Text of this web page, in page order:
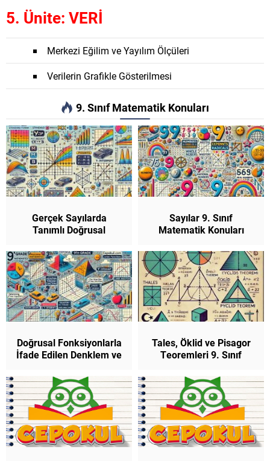
5. Ünite: VERİ
Merkezi Eğilim ve Yayılım Ölçüleri
Verilerin Grafikle Gösterilmesi
9. Sınıf Matematik Konuları
Gerçek Sayılarda
Tanımlı Doğrusal
Özellikleri 9. Sınıf
Matematik
Sayılar 9. Sınıf
Matematik Konuları
Doğrusal Fonksiyonlarla
İfade Edilen Denklem ve
Matematik
Tales, Öklid ve Pisagor
Teoremleri 9. Sınıf